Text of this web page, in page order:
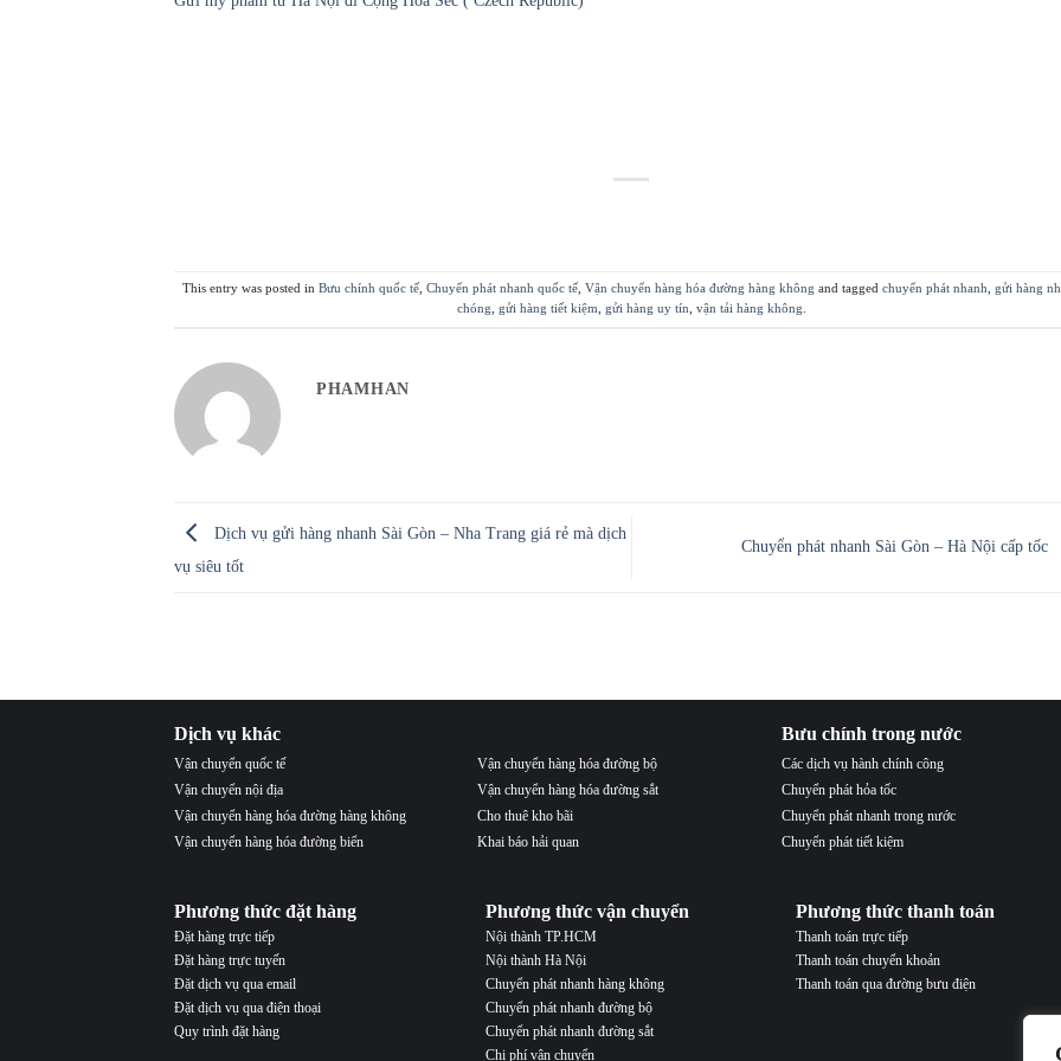
This entry was posted in Bưu chính quốc tế, Chuyển phát nhanh quốc tế, Vận chuyển hàng hóa đường hàng không and tagged chuyển phát nhanh gửi hàng
chóng gửi hàng tiết kiệm gửi hàng uy tín vận tải hàng không
PHAMHAN
Dịch vụ gửi hàng nhanh Sài Gòn – Nha Trang giá rẻ mà dịch
vụ siêu tốt
Chuyển phát nhanh Sài Gòn – Hà Nội cấp tốc
Dịch vụ khác
Vận chuyển quốc tế
Vận chuyển nội địa
Vận chuyển hàng hóa đường hàng không
Vận chuyển hàng hóa đường biển
Vận chuyển hàng hóa đường bộ
Vận chuyển hàng hóa đường sắt
Cho thuê kho bãi
Khai báo hải quan
Bưu chính trong nước
Các dịch vụ hành chính công
Chuyển phát hỏa tốc
Chuyển phát nhanh trong nước
Chuyển phát tiết kiệm
Phương thức đặt hàng
Đặt hàng trực tiếp
Đặt hàng trực tuyến
Đặt dịch vụ qua email
Đặt dịch vụ qua điện thoại
Quy trình đặt hàng
Phương thức vận chuyển
Nội thành TP.HCM
Nội thành Hà Nội
Chuyển phát nhanh hàng không
Chuyển phát nhanh đường bộ
Chuyển phát nhanh đường sắt
Chi phí vận chuyển
Phương thức thanh toán
Thanh toán trực tiếp
Thanh toán chuyển khoản
Thanh toán qua đường bưu điện